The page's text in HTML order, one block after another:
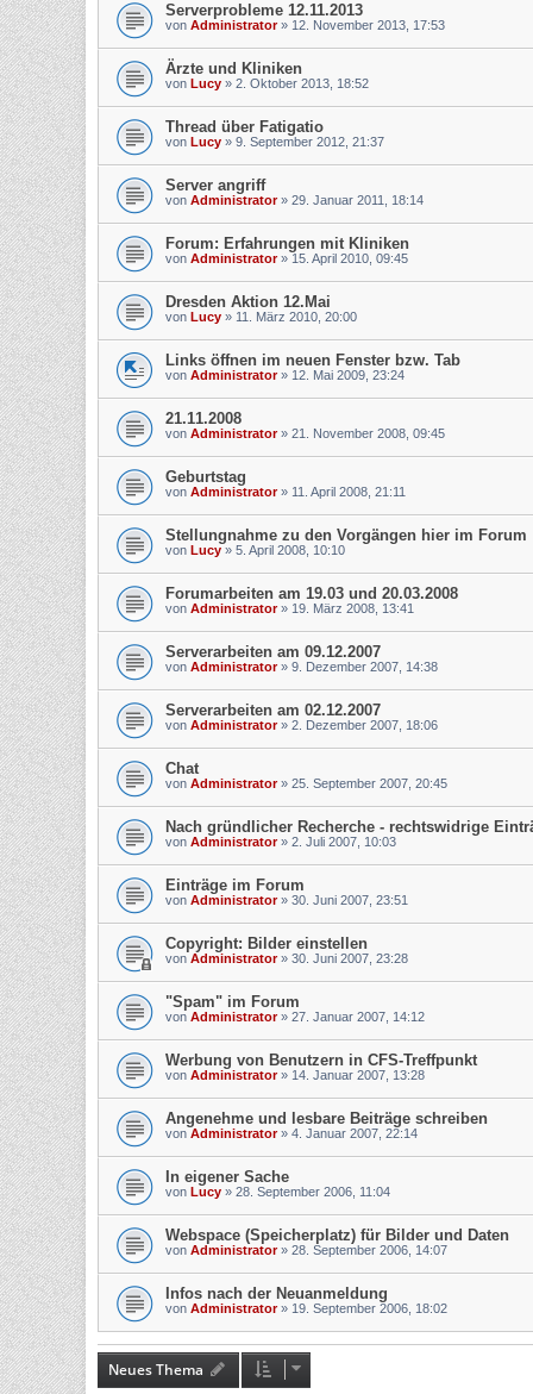
Serverprobleme 12.11.2013
von Administrator» 12. November 2013, 17:53
Ärzte und Kliniken
von Lucy » 2. Oktober 2013, 18:52
Thread über Fatigatio
von Lucy » 9. September 2012, 21:37
Server angriff
von Administrator» 29. Januar 2011, 18:14
Forum: Erfahrungen mit Kliniken
von Administrator» 15. April 2010, 09:45
Dresden Aktion 12.Mai
von Lucy » 11. März 2010, 20:00
Links öffnen im neuen Fenster bzw. Tab
von Administrator» 12. Mai 2009, 23:24
21.11.2008
von Administrator» 21. November 2008, 09:45
Geburtstag
von Administrator» 11. April 2008, 21:11
Stellungnahme zu den Vorgängen hier im Forum
von Lucy » 5. April 2008, 10:10
Forumarbeiten am 19.03 und 20.03.2008
von Administrator» 19. März 2008, 13:41
Serverarbeiten am 09.12.2007
von Administrator» 9. Dezember 2007, 14:38
Serverarbeiten am 02.12.2007
von Administrator» 2. Dezember 2007, 18:06
Chat
von Administrator» 25. September 2007, 20:45
Nach gründlicher Recherche - rechtswidrige
von Administrator» 2. Juli 2007, 10:03
Einträge im Forum
von Administrator» 30. Juni 2007, 23:51
Copyright: Bilder einstellen
von Administrator» 30. Juni 2007, 23:28
"Spam" im Forum
von Administrator» 27. Januar 2007, 14:12
Werbung von Benutzern in CFS-Treffpunkt
von Administrator» 14. Januar 2007, 13:28
Angenehme und lesbare Beiträge schreiben
von Administrator» 4. Januar 2007, 22:14
In eigener Sache
von Lucy » 28. September 2006, 11:04
Webspace (Speicherplatz) für Bilder und Daten
von Administrator» 28. September 2006, 14:07
Infos nach der Neuanmeldung
von Administrator» 19. September 2006, 18:02
Neues Thema